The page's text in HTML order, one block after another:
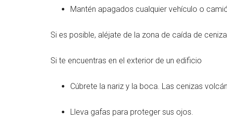
Mantén apagados cualquier vehículo o
Si es posible, aléjate de la zona de caída de
Si te encuentras en el exterior de un edificio
Cúbrete la nariz y la boca. Las cenizas
Lleva gafas para proteger sus ojos.